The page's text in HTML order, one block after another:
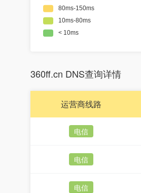
360ff.cn DNS查询详情
运营商线路
电信
电信
电信